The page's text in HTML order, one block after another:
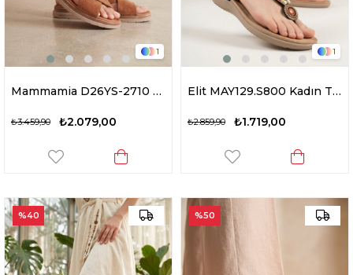
1
Mammamia D26YS-2710 Kadın Hakiki Deri Düz Sandalet Taba
₺2.079,00
₺3.459,90
1
Elit MAY129.S800 Kadın Taşlı Düz Sandalet Siyah
₺1.719,00
₺2.859,90
%40 %50